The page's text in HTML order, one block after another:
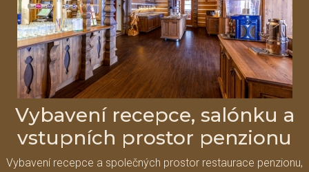
Vybavení recepce, salónku a
vstupních prostor penzionu
Vybavení recepce a společných prostor restaurace penzionu,